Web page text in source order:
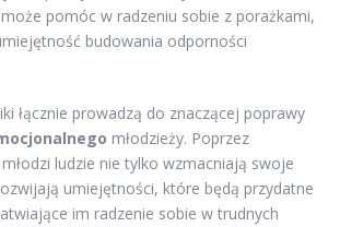
pomóc w radzeniu sobie z porażkami,
budowania odporności
łącznie prowadzą do znaczącej poprawy
młodzieży. Poprzez
ludzie nie tylko wzmacniają swoje
umiejętności, które będą przydatne
im radzenie sobie w trudnych